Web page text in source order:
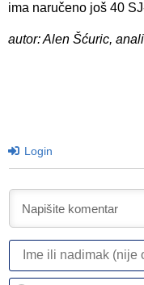
ima naručeno još 40
autor: Alen Šćuric,
Login